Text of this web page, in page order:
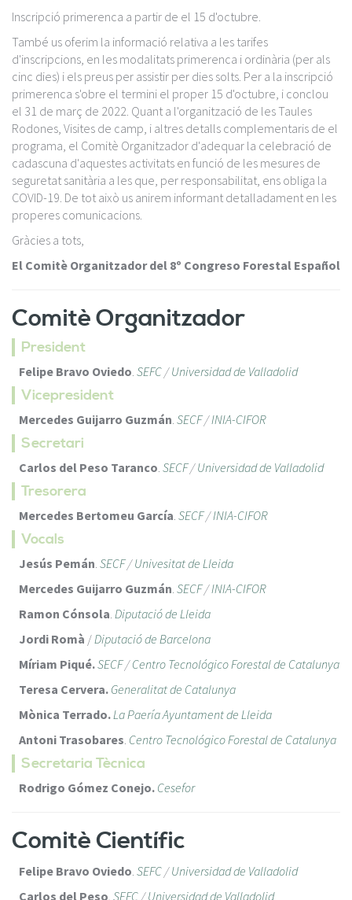
Inscripció primerenca a partir de el 15 d'octubre.
També us oferim la informació relativa a les tarifes
d'inscripcions, en les modalitats primerenca i ordinària (per als
cinc dies) i els preus per assistir per dies solts. Per a la inscripció
primerenca s'obre el termini el proper 15 d'octubre, i conclou
el 31 de març de 2022. Quant a l'organització de les Taules
Rodones, Visites de camp, i altres detalls complementaris de el
programa, el Comitè Organitzador d'adequar la celebració de
cadascuna d'aquestes activitats en funció de les mesures de
seguretat sanitària a les que, per responsabilitat, ens obliga la
COVID-19. De tot això us anirem informant detalladament en les
properes comunicacions.
Gràcies a tots,
El Comitè Organitzador del 8º Congreso Forestal Español
Comitè Organitzador
President
Felipe Bravo Oviedo. SEFC/Universidad de Valladolid
Vicepresident
Mercedes Guijarro Guzmán. SECF/INIA-CIFOR
Secretari
Carlos del Peso Taranco. SECF/Universidad de Valladolid
Tresorera
Mercedes Bertomeu García. SECF/INIA-CIFOR
Vocals
Jesús Pemán. SECF/Univesitat de Lleida
Mercedes Guijarro Guzmán. SECF/INIA-CIFOR
Ramon Cónsola. Diputació de Lleida
Jordi Romà /Diputació de Barcelona
Míriam Piqué.SECF/Centro Tecnológico Forestal de Catalunya
Teresa Cervera. Generalitat de Catalunya
Mònica Terrado.La Paería Ayuntament de Lleida
Antoni Trasobares. Centro Tecnológico Forestal de Catalunya
Secretaria Tècnica
Rodrigo Gómez Conejo. Cesefor
Comitè Científic
Felipe Bravo Oviedo. SEFC/Universidad de Valladolid
Carlos del Peso. SEFC/Universidad de Valladolid